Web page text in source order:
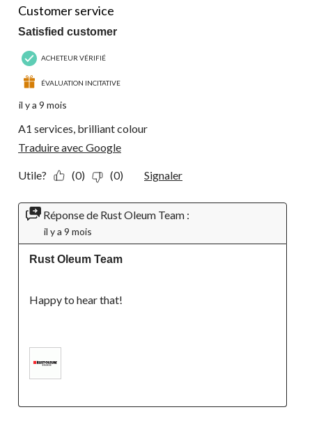
Customer service
Satisfied customer
ACHETEUR VÉRIFIÉ
ÉVALUATION INCITATIVE
il y a 9 mois
A1 services, brilliant colour
Traduire avec Google
Utile? (0) (0) Signaler
Réponse de Rust Oleum Team :
il y a 9 mois
Rust Oleum Team
Happy to hear that!